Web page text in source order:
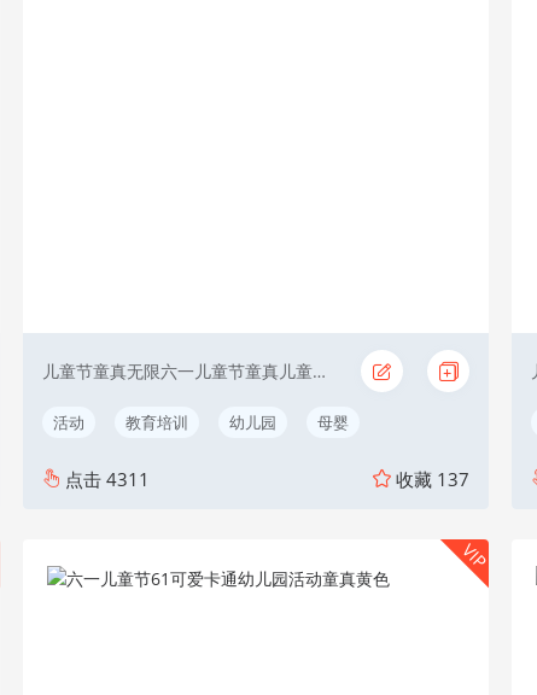
儿童节童真无限六一儿童节童真儿童节日活动
活动 教育培训 幼儿园 母婴
点击 4311 收藏 137
VIP